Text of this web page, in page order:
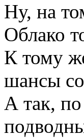
Ну, на
Облако
К тому
шансы
А так, по